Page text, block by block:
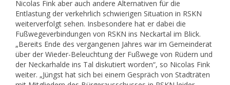
Nicolas Fink aber auch andere Alternativen für die
Entlastung der verkehrlich schwierigen Situation in RSKN
weiterverfolgt sehen. Insbesondere hat er dabei die
Fußwegeverbindungen von RSKN ins Neckartal im Blick.
„Bereits Ende des vergangenen Jahres war im Gemeinderat
über der Wieder-Beleuchtung der Fußwege von Rüdern und
der Neckarhalde ins Tal diskutiert worden“, so Nicolas Fink
weiter. „Jüngst hat sich bei einem Gespräch von Stadträten